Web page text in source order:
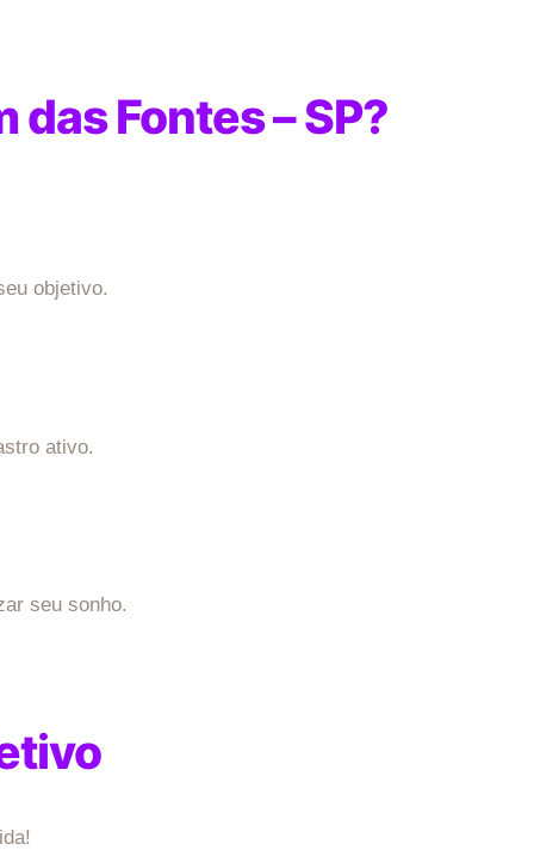
Fontes – SP?
objetivo.
ativo.
seu sonho.